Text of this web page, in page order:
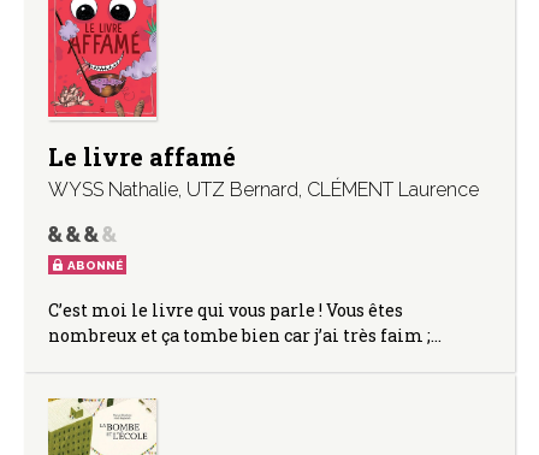
Le livre affamé
WYSS Nathalie, UTZ Bernard, CLÉMENT Laurence
ABONNÉ
C’est moi le livre qui vous parle ! Vous êtes
nombreux et ça tombe bien car j’ai très faim ;…